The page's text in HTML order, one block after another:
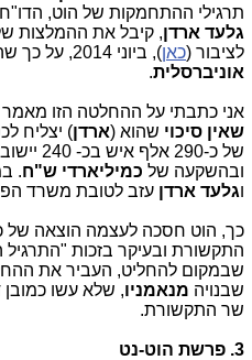
תרגילי ההתחמקות של הוט,
גלעד ארדן, קיבל את ההמלצות
לציבור (כאן), ביוני 2014, על כך שהוא
אוניברסלית.
אני כתבתי על ההחלטה הזו מאמר
שאין סיכוי שהוא (ארדן) יצליח
של כ-290
ובהשקעה של כמיליארדי ש"ח.
וגלעד ארדן עזב לטובת משרד
כך, הוט חסכה לעצמה הוצאה
התקשורת ובעיקר בזכות
שבמקום להחליט, העביר את
שבנויה מנאמניו, שלא עשו כמובן
שר התקשורת.
3. פרשת הוט-נט